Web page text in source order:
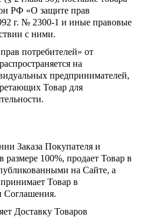
РФ «О защите прав
г. № 2300-1 и иные правовые
с ними.
потребителей» от
на
предпринимателей,
Товар для
Заказа Покупателя и
размере 100%, продает Товар в
на Сайте, а
Товар в
Соглашения.
Доставку Товаров